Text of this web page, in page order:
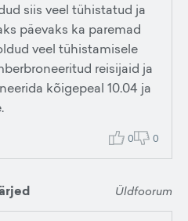
siis veel tühistatud ja
päevaks ka paremad
veel tühistamisele
reisijaid ja
kõigepeal 10.04 ja
0 0
Üldfoorum